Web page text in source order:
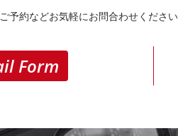
予約などお気軽にお問合わせください
Form